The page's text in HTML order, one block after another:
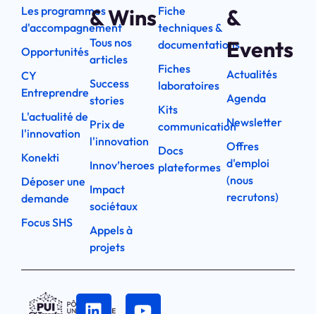
Les programmes
d'accompagnement
Opportunités
CY
Entreprendre
L'actualité de
l'innovation
Konekti
Déposer une
demande
Focus SHS
& Wins
Tous nos
articles
Success
stories
Prix de
l'innovation
Innov’heroes
Impact
sociétaux
Appels à
projets
Fiche
techniques &
documentations
Fiches
laboratoires
Kits
communication
Docs
plateformes
&
Events
Actualités
Agenda
Newsletter
Offres
d'emploi
(nous
recrutons)